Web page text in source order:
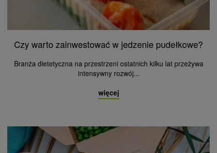
Czy warto zainwestować w jedzenie pudełkowe?
Branża dietetyczna na przestrzeni ostatnich kilku lat przeżywa
intensywny rozwój...
więcej